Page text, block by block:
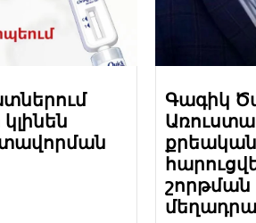
Գագիկ
շորթման